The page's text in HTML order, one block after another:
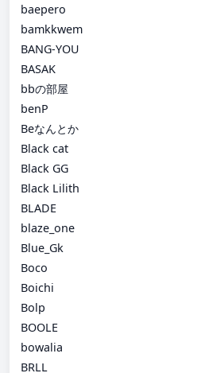
baepero
bamkkwem
BANG-YOU
BASAK
bbの部屋
benP
Beなんとか
Black cat
Black GG
Black Lilith
BLADE
blaze_one
Blue_Gk
Boco
Boichi
Bolp
BOOLE
bowalia
BRLL